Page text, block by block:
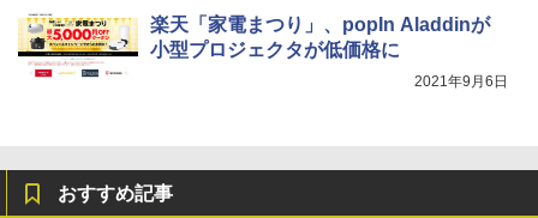
楽天「家電まつり」、popIn Aladdinが
小型プロジェクタが低価格に
2021年9月6日
おすすめ記事